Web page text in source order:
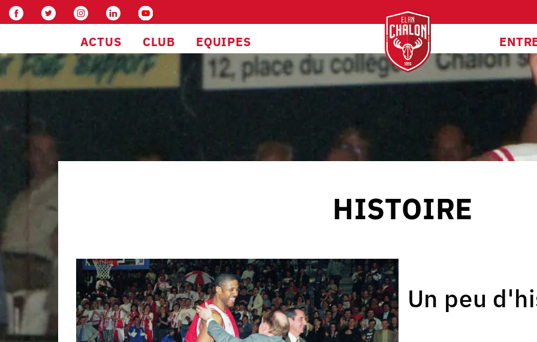
ACTUS CLUB EQUIPES
HISTOIRE
Un peu